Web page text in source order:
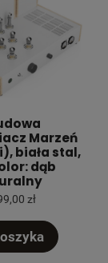
Marzeń
biała stal,
dąb
zł